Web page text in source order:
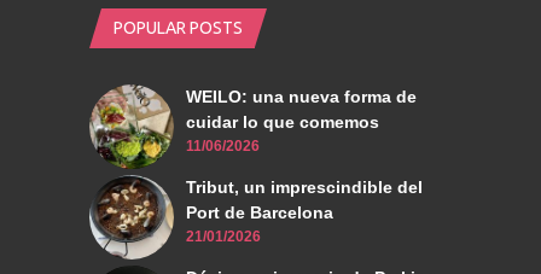
POPULAR POSTS
WEILO: una nueva forma de
cuidar lo que comemos
11/06/2026
Tribut, un imprescindible del
Port de Barcelona
21/01/2026